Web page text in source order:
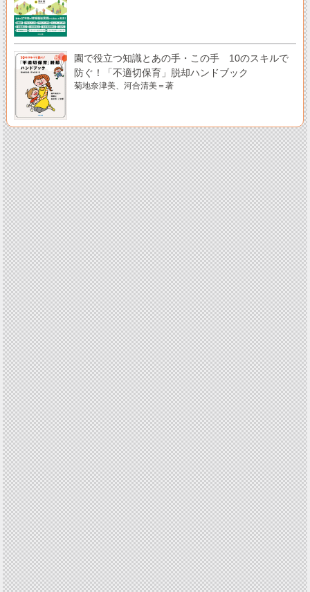
園で役立つ知識とあの手・この手 10のスキルで
防ぐ！「不適切保育」脱却ハンドブック
菊地奈津美、河合清美＝著